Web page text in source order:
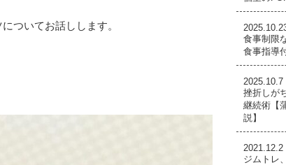
ついてお話しします。
食事制限
食事指導
2025.10.7
挫折しが
継続術【
説】
2021.12.2
ジムトレ